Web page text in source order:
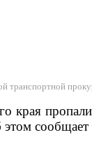
транспортной
края